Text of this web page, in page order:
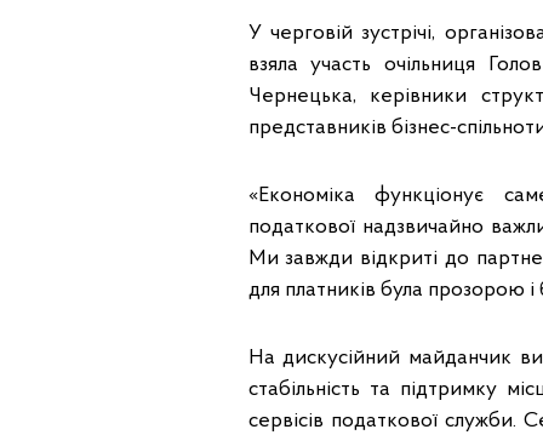
У черговій зустрічі,
взяла участь очільниця
Чернецька, керівники
представників бізнес-
«Економіка функціонує
податкової надзвичайно
Ми завжди відкриті до
для платників була прозорою
На дискусійний майданчик
стабільність та підтримку
сервісів податкової служби.